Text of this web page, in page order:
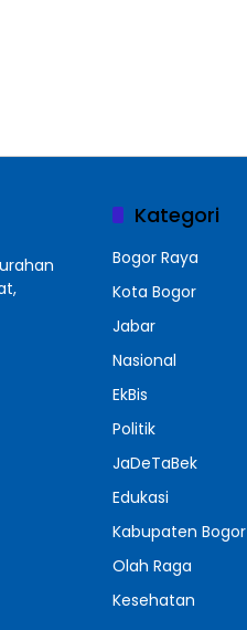
Kategori
Bogor Raya
Kota Bogor
Jabar
Nasional
EkBis
Politik
JaDeTaBek
Edukasi
Kabupaten Bogor
Olah Raga
Kesehatan